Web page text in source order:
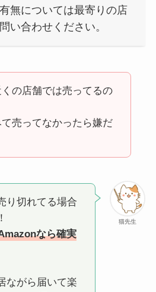
無については最寄りの店
い合わせください。
の店舗では売ってるの
売ってなかったら嫌だ
猫先生
り切れてる場合
なら確実
ながら届いて楽